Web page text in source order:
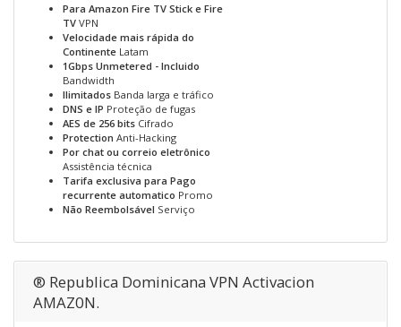
Para Amazon Fire TV Stick e Fire
TV VPN
Velocidade mais rápida do
Continente Latam
1Gbps Unmetered - Incluido
Bandwidth
Ilimitados Banda larga e tráfico
DNS e IP Proteção de fugas
AES de 256 bits Cifrado
Protection Anti-Hacking
Por chat ou correio eletrônico
Assistência técnica
Tarifa exclusiva para Pago
recurrente automatico Promo
Não Reembolsável Serviço
® Republica Dominicana VPN Activacion
AMAZ0N.